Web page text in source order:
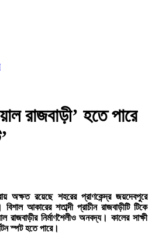
রাজবাড়ী’ হতে পারে
অক্ষত রয়েছে শহরের প্রাণকেন্দ্র জয়দেবপুরে
আকারের শতাব্দী প্রাচীন রাজবাড়ীটি টিকে
রাজবাড়ীর নির্মাণশৈলীও অনবদ্য। কালের সাক্ষী
স্পট হতে পারে।